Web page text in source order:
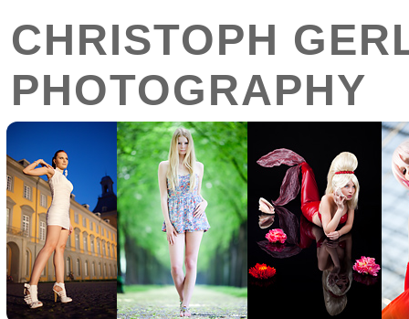
CHRISTOPH
PHOTOGRAPHY